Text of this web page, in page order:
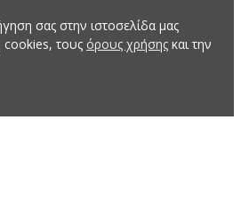
σας στην ιστοσελίδα μας
cookies, τους όρους χρήσης και την